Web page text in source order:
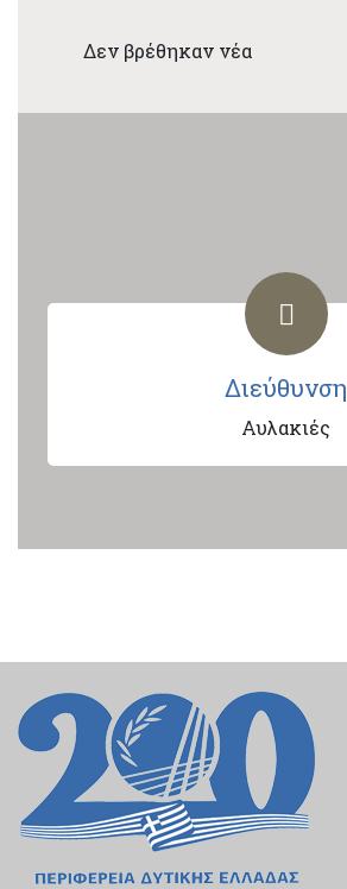
Δεν βρέθηκαν νέα
Διεύθυνση
Αυλακιές